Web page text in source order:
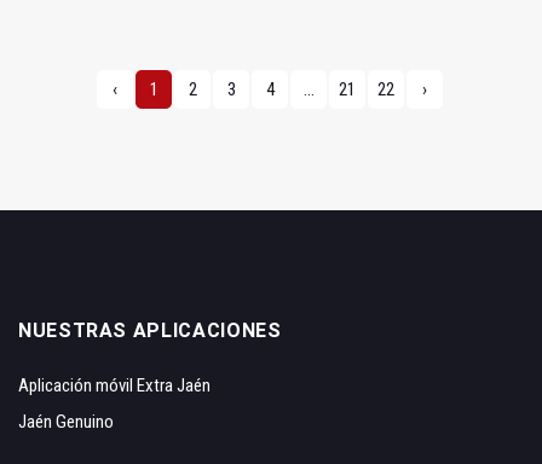
‹ 1 2 3 4 ... 21 22 ›
NUESTRAS APLICACIONES
Aplicación móvil Extra Jaén
Jaén Genuino